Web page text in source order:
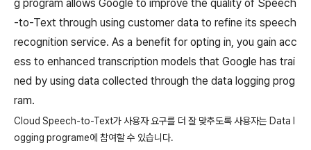
g program allows Google to improve the quality of Speech
-to-Text through using customer data to refine its speech
recognition service. As a benefit for opting in, you gain acc
ess to enhanced transcription models that Google has trai
ned by using data collected through the data logging prog
ram.
Cloud Speech-to-Text가 사용자 요구를 더 잘 맞추도록 사용자는 Data l
ogging programe에 참여할 수 있습니다.